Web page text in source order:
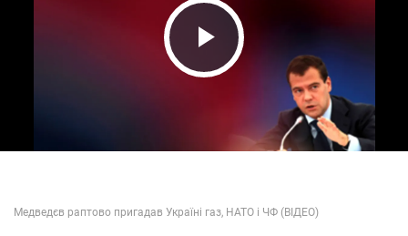
Play Video